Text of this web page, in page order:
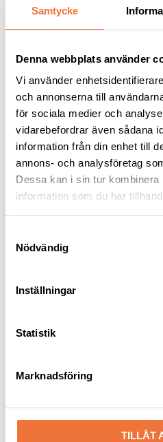
Samtycke
Denna webbplats använder
Vi använder
och annonserna till
för sociala medier och
vidarebefordrar även sådana
information från din enhet till
annons- och analysföretag
Dessa kan i sin tur kombinera
information som du har
Nödvändig
Inställningar
Statistik
Marknadsföring
TILLÅT
Andra
Oster skär #7
439kr